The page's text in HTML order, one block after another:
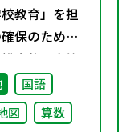
教育」を担
保のための
合的な方策
とめ）
国語
図
算数